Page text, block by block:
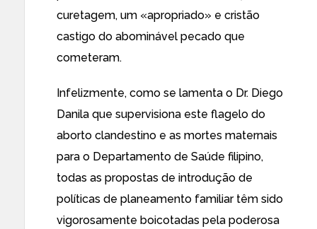
curetagem, um «apropriado» e cristão
castigo do abominável pecado que
cometeram.
Infelizmente, como se lamenta o Dr. Diego
Danila que supervisiona este flagelo do
aborto clandestino e as mortes maternais
para o Departamento de Saúde filipino,
todas as propostas de introdução de
políticas de planeamento familiar têm sido
vigorosamente boicotadas pela poderosa